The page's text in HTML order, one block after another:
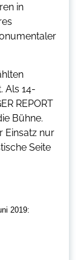
in
Als 14-
REPORT
Bühne.
Einsatz nur
Seite
2019: